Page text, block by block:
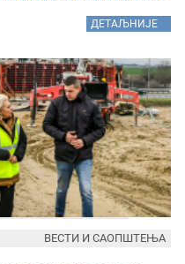
ДЕТАЉНИЈЕ
ВЕСТИ И САОПШТЕЊА